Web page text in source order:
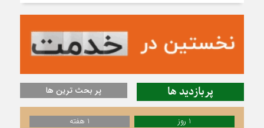
پربازدید ها پر بحث ترین ها
1 روز 1 هفته